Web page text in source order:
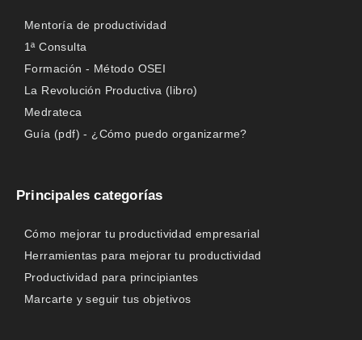
Mentoría de productividad
1ª Consulta
Formación - Método OSEI
La Revolución Productiva (libro)
Medrateca
Guía (pdf) - ¿Cómo puedo organizarme?
Principales categorías
Cómo mejorar tu productividad empresarial
Herramientas para mejorar tu productividad
Productividad para principiantes
Marcarte y seguir tus objetivos